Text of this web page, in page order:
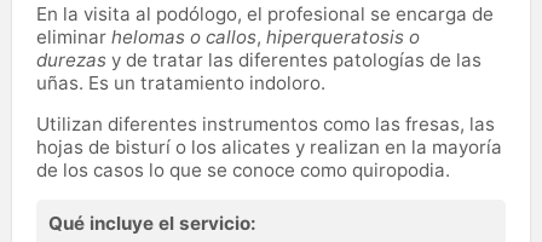
En la visita al podólogo, el profesional se encarga de
eliminar helomas o callos, hiperqueratosis o
durezas y de tratar las diferentes patologías de las
uñas. Es un tratamiento indoloro.
Utilizan diferentes instrumentos como las fresas, las
hojas de bisturí o los alicates y realizan en la mayoría
de los casos lo que se conoce como quiropodia.
Qué incluye el servicio: